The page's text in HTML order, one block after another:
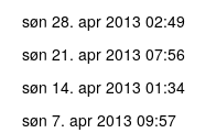
søn 28. apr 2013 02:49
søn 21. apr 2013 07:56
søn 14. apr 2013 01:34
søn 7. apr 2013 09:57